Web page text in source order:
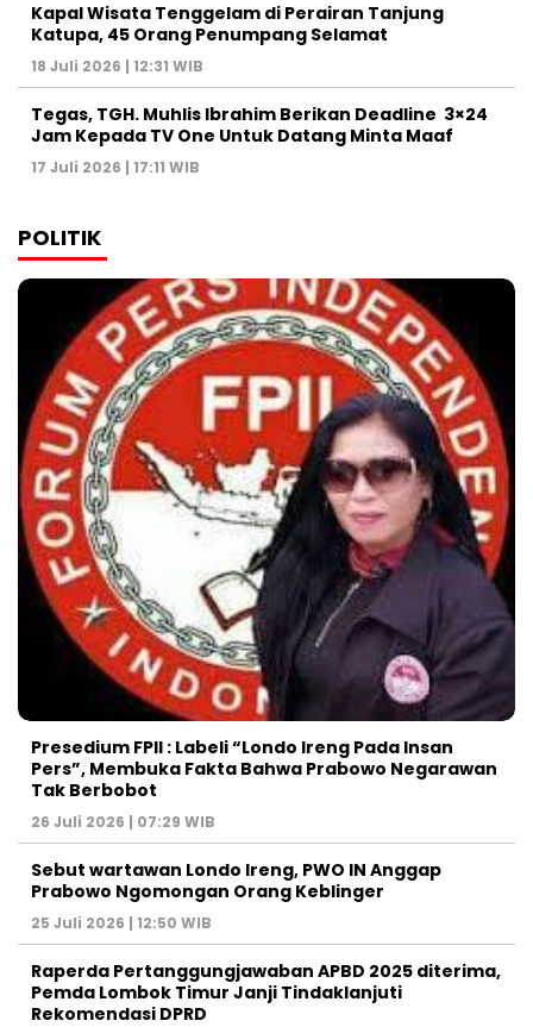
Kapal Wisata Tenggelam di Perairan Tanjung
Katupa, 45 Orang Penumpang Selamat
18 Juli 2026 | 12:31 WIB
Tegas, TGH. Muhlis Ibrahim Berikan Deadline 3×24
Jam Kepada TV One Untuk Datang Minta Maaf
17 Juli 2026 | 17:11 WIB
POLITIK
Presedium FPII : Labeli “Londo Ireng Pada Insan
Pers”, Membuka Fakta Bahwa Prabowo Negarawan
Tak Berbobot
26 Juli 2026 | 07:29 WIB
Sebut wartawan Londo Ireng, PWO IN Anggap
Prabowo Ngomongan Orang Keblinger
25 Juli 2026 | 12:50 WIB
Raperda Pertanggungjawaban APBD 2025 diterima,
Pemda Lombok Timur Janji Tindaklanjuti
Rekomendasi DPRD